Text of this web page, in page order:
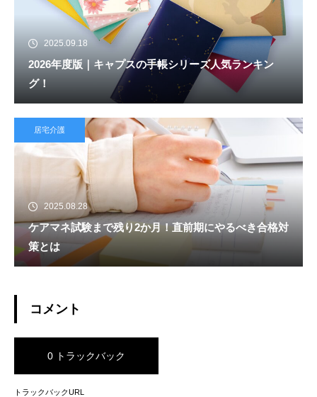
2025.09.18
2026年度版｜キャプスの手帳シリーズ人気ランキン
グ！
居宅介護
2025.08.28
ケアマネ試験まで残り2か月！直前期にやるべき合格対
策とは
コメント
0 トラックバック
トラックバックURL